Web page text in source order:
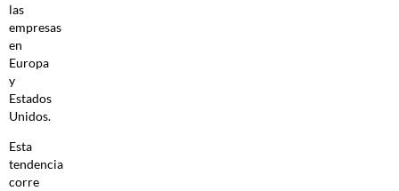
las
empresas
en
Europa
y
Estados
Unidos.
Esta
tendencia
corre